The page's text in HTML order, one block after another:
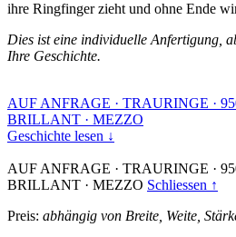
ihre Ringfinger zieht und ohne Ende
Dies ist eine individuelle Anfertigung,
Ihre Geschichte.
AUF ANFRAGE · TRAURINGE ·
BRILLANT · MEZZO
Geschichte lesen ↓
AUF ANFRAGE · TRAURINGE ·
BRILLANT · MEZZO Schliessen ↑
Preis: abhängig von Breite, Weite,